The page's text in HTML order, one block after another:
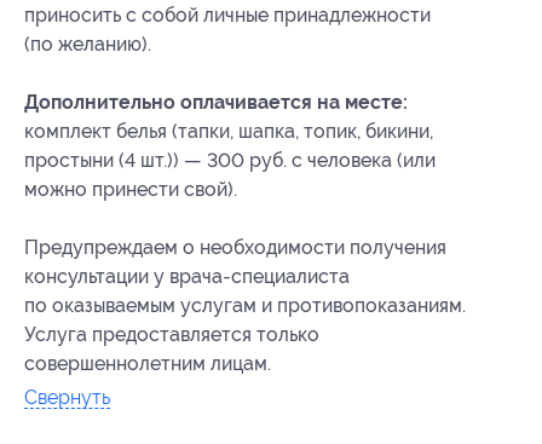
приносить с собой личные принадлежности
(по желанию).
Дополнительно оплачивается на месте:
комплект белья (тапки, шапка, топик, бикини,
простыни (4 шт.)) — 300 руб. с человека (или
можно принести свой).
Предупреждаем о необходимости получения
консультации у врача-специалиста
по оказываемым услугам и противопоказаниям.
Услуга предоставляется только
совершеннолетним лицам.
Свернуть